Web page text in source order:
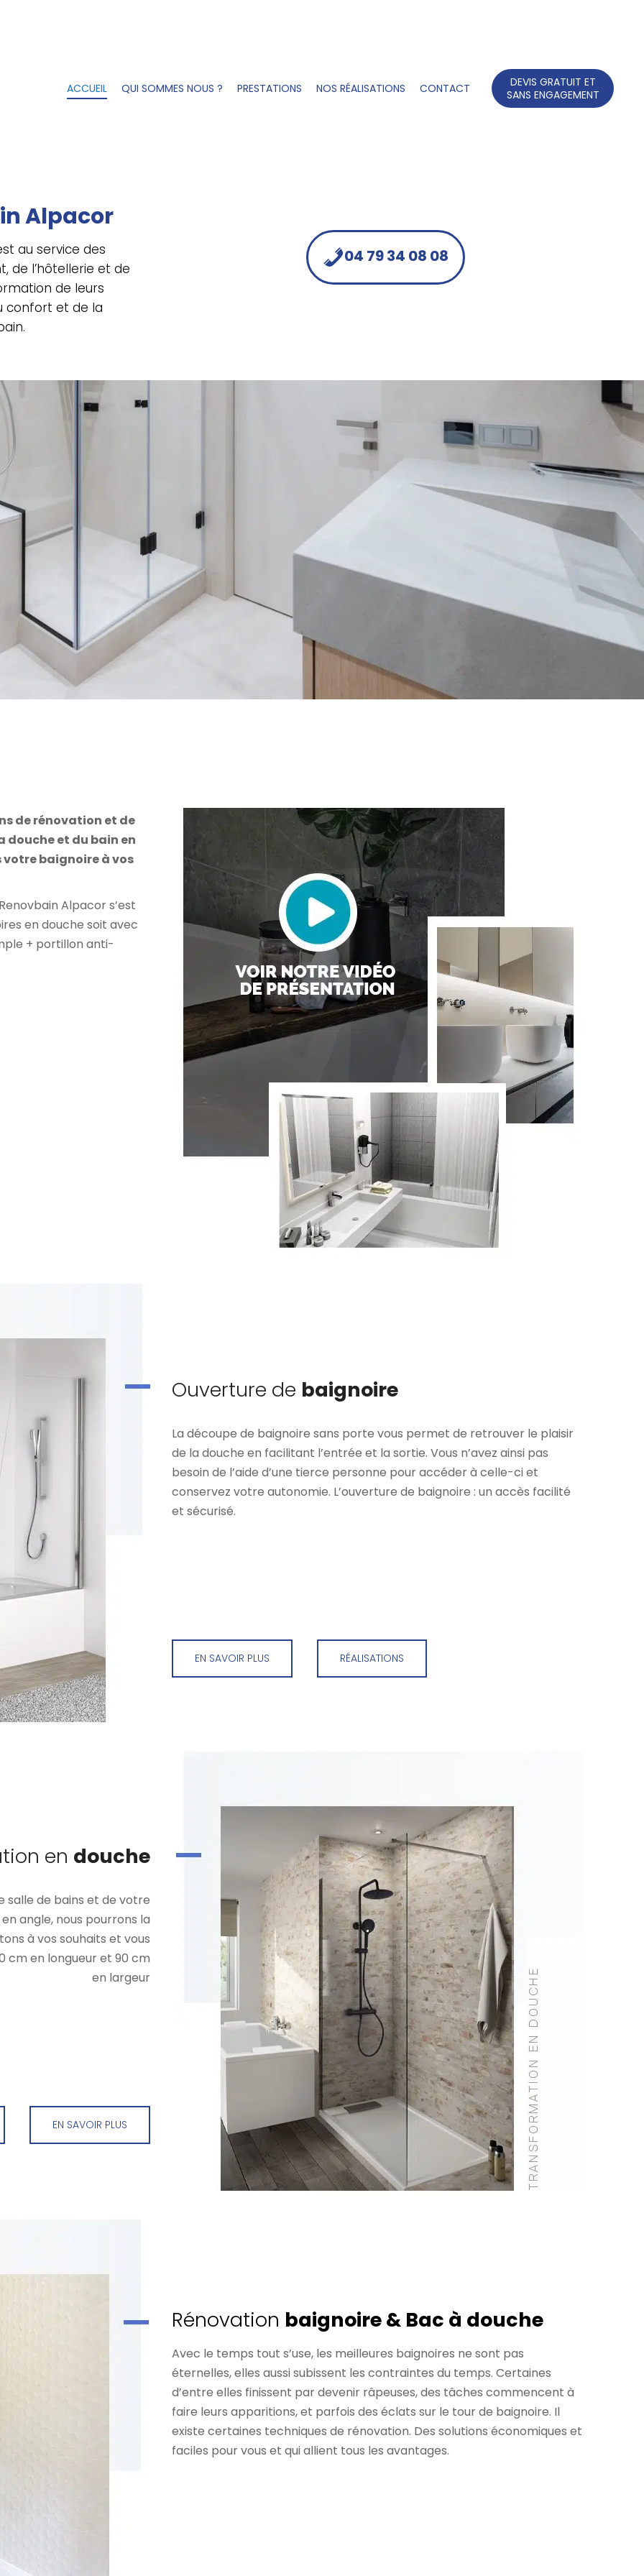
ACCUEIL QUI SOMMES NOUS ? PRESTATIONS NOS RÉALISATIONS CONTACT
DEVIS GRATUIT ET
SANS ENGAGEMENT
Alpacor
au service des
de l’hôtellerie et de
de leurs
confort et de la
de rénovation et de
douche et du bain en
votre baignoire à vos
Alpacor s’est
en douche soit avec
+ portillon anti-
Ouverture de baignoire
La découpe de baignoire sans porte vous permet de retrouver le plaisir
de la douche en facilitant l’entrée et la sortie. Vous n’avez ainsi pas
besoin de l’aide d’une tierce personne pour accéder à celle-ci et
conservez votre autonomie. L’ouverture de baignoire : un accès facilité
et sécurisé.
EN SAVOIR PLUS RÉALISATIONS
en douche
salle de bains et de votre
angle, nous pourrons la
à vos souhaits et vous
cm en longueur et 90 cm
en largeur
EN SAVOIR PLUS
Rénovation baignoire & Bac à douche
Avec le temps tout s’use, les meilleures baignoires ne sont pas
éternelles, elles aussi subissent les contraintes du temps. Certaines
d’entre elles finissent par devenir râpeuses, des tâches commencent à
faire leurs apparitions, et parfois des éclats sur le tour de baignoire. Il
existe certaines techniques de rénovation. Des solutions économiques et
faciles pour vous et qui allient tous les avantages.
04 79 34 08 08